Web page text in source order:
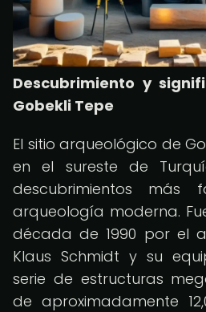
Descubrimiento y
Gobekli Tepe
El sitio arqueológico de
en el sureste de
descubrimientos más
arqueología moderna.
década de 1990 por el
Klaus Schmidt y su
serie de estructuras
de aproximadamente